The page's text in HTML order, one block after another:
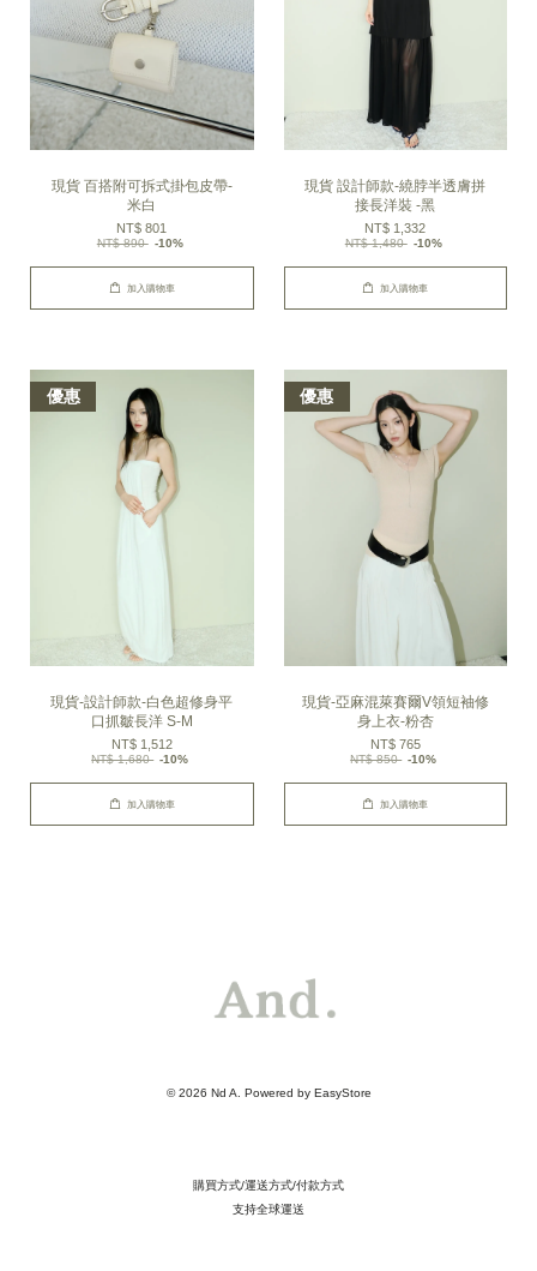
現貨 百搭附可拆式掛包皮帶-
米白
NT$ 801
NT$ 890 -10%
加入購物車
現貨 設計師款-繞脖半透膚拼
接長洋裝 -黑
NT$ 1,332
NT$ 1,480 -10%
加入購物車
優惠
現貨-設計師款-白色超修身平
口抓皺長洋 S-M
NT$ 1,512
NT$ 1,680 -10%
加入購物車
優惠
現貨-亞麻混萊賽爾V領短袖修
身上衣-粉杏
NT$ 765
NT$ 850 -10%
加入購物車
© 2026 Nd A. Powered by EasyStore
購買方式/運送方式/付款方式
支持全球運送